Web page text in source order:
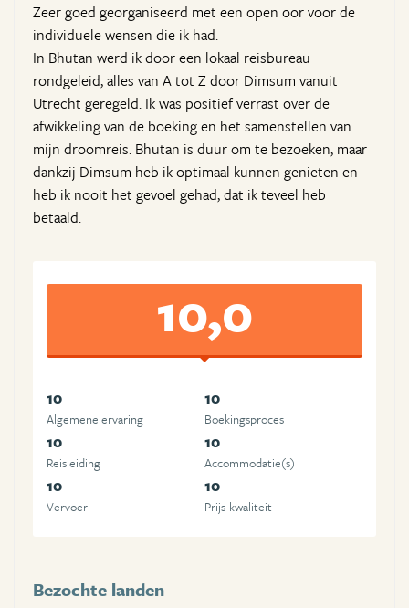
Zeer goed georganiseerd met een open oor voor de
individuele wensen die ik had.
In Bhutan werd ik door een lokaal reisbureau
rondgeleid, alles van A tot Z door Dimsum vanuit
Utrecht geregeld. Ik was positief verrast over de
afwikkeling van de boeking en het samenstellen van
mijn droomreis. Bhutan is duur om te bezoeken, maar
dankzij Dimsum heb ik optimaal kunnen genieten en
heb ik nooit het gevoel gehad, dat ik teveel heb
betaald.
10,0
10
Algemene ervaring
10
Boekingsproces
10
Reisleiding
10
Accommodatie(s)
10
Vervoer
10
Prijs-kwaliteit
Bezochte landen